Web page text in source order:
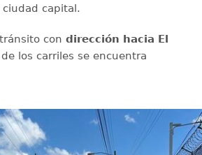
ciudad capital.
con dirección hacia El
los carriles se encuentra